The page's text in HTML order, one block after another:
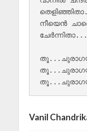
നീയെൻ
Vanil